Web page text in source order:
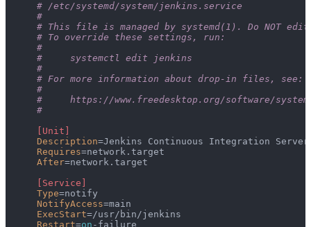
# /etc/systemd/system/jenkins.service
#
# This file is managed by systemd(1). Do NOT
# To override these settings, run:
#
#     systemctl edit jenkins
#
# For more information about drop-in files, see:
#
#     https://www.freedesktop.org/software/
#
[Unit]
Description=Jenkins Continuous Integration Server
Requires=network.target
After=network.target
[Service]
Type=notify
NotifyAccess=main
ExecStart=/usr/bin/jenkins
Restart=on -failure